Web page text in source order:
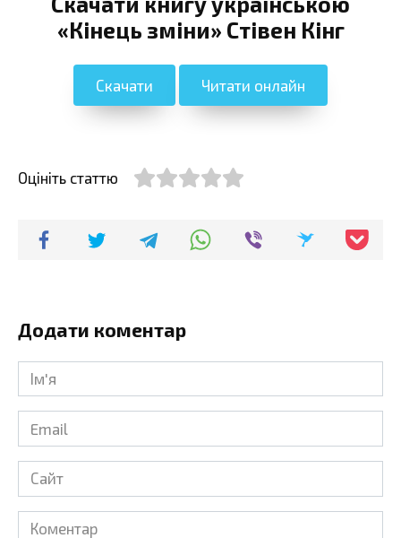
«Кінець зміни» Стівен Кінг
Скачати Читати онлайн
Оцініть статтю
Додати коментар
Ім'я
Email
Сайт
Коментар